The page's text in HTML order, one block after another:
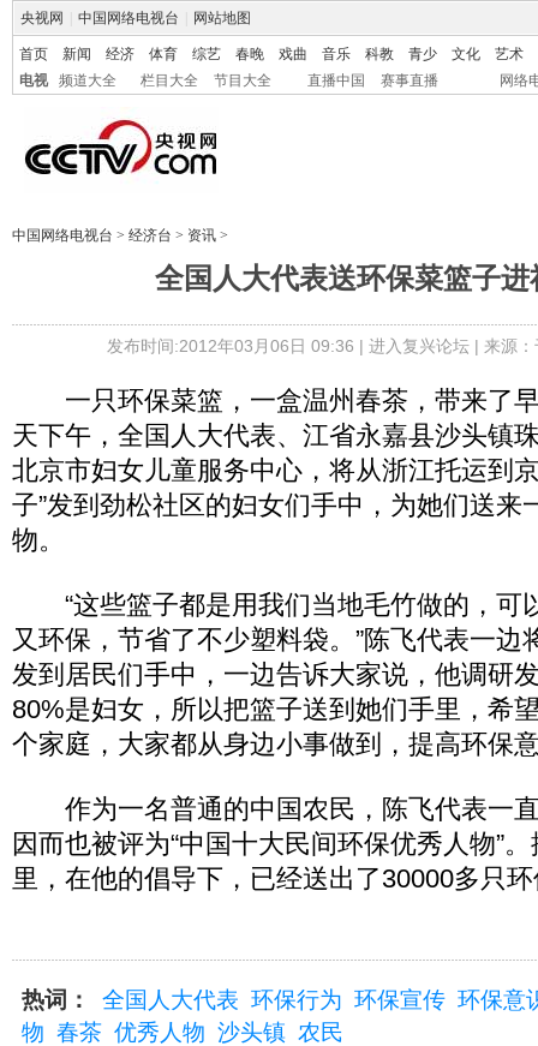
央视网 中国网络电视台 网站地图
首页 新闻 经济 体育 综艺 春晚 戏曲 音乐 科教 青少 文化
艺术
电视
频道大全 栏目大全 节目大全 直播中国 赛事直播 网络
中国网络电视台 > 经济台 > 资讯 >
全国人大代表送环保菜篮子进
发布时间:2012年03月06日 09:36 | 进入复兴论坛| 来源
一只环保菜篮，一盒温州春茶，带来了
天下午，全国人大代表、江省永嘉县沙头镇
北京市妇女儿童服务中心，将从浙江托运到
子”发到劲松社区的妇女们手中，为她们送来
物。
“这些篮子都是用我们当地毛竹做的，可
又环保，节省了不少塑料袋。”陈飞代表一边
发到居民们手中，一边告诉大家说，他调研
80%是妇女，所以把篮子送到她们手里，希
个家庭，大家都从身边小事做到，提高环
作为一名普通的中国农民，陈飞代表一
因而也被评为“中国十大民间环保优秀人物”
里，在他的倡导下，已经送出了30000多只
热词： 全国人大代表 环保行为 环保宣传 环保意
物 春茶 优秀人物 沙头镇 农民